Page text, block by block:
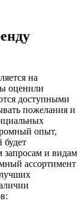
на
оценили
доступными
пожелания и
опыт,
будет
запросам и видам
ассортимент